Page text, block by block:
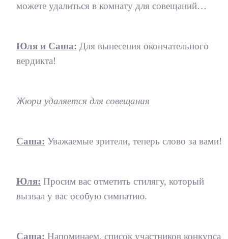
можете удалиться в комнату для совещаний…
Юля и Саша: Для вынесения окончательного
вердикта!
Жюри удаляется для совещания
Саша: Уважаемые зрители, теперь слово за вами!
Юля: Просим вас отметить стилягу, который
вызвал у вас особую симпатию.
Саша: Напоминаем, список участников конкурса